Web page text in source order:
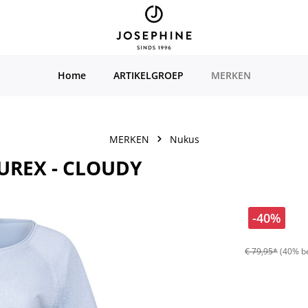
Home ARTIKELGROEP MERKEN
MERKEN Nukus
- CLOUDY
-40%
€ 79,95*(40%